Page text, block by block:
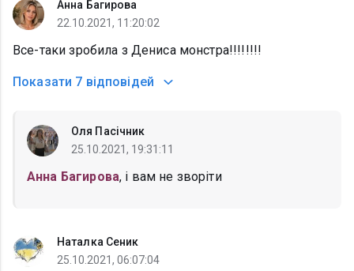
Анна Багирова
22.10.2021, 11:20:02
Все-таки зробила з Дениса монстра!!!!!!!!
Показати 7 відповідей
Оля Пасічник
25.10.2021, 19:31:11
Анна Багирова, і вам не зворіти
Наталка Сеник
25.10.2021, 06:07:04